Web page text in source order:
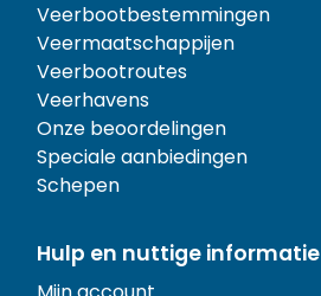
Veerbootbestemmingen
Veermaatschappijen
Veerbootroutes
Veerhavens
Onze beoordelingen
Speciale aanbiedingen
Schepen
Hulp en nuttige informatie